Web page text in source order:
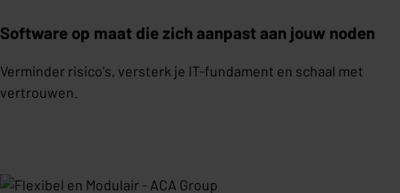
Software op maat die zich aanpast aan jouw noden
Verminder risico's, versterk je IT-fundament en schaal met
vertrouwen.